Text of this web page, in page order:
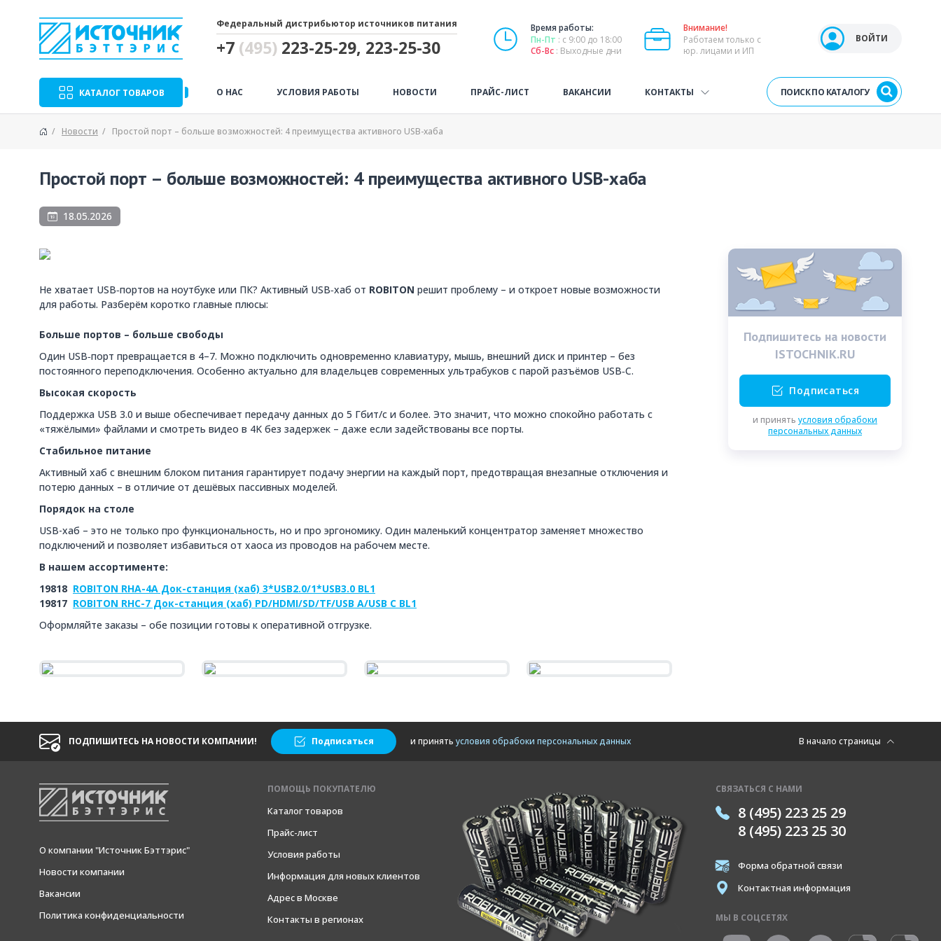
Федеральный дистрибьютор источников питания
+7 (495) 223-25-29, 223-25-30
Время работы:
Пн-Пт : с 9:00 до 18:00
Сб-Вс : Выходные дни
Внимание!
Работаем только с
юр. лицами и ИП
Open user menu
ВОЙТИ
КАТАЛОГ ТОВАРОВ О НАС УСЛОВИЯ РАБОТЫ НОВОСТИ ПРАЙС-ЛИСТ ВАКАНСИИ КОНТАКТЫ ПОИСК ПО КАТАЛОГУ
Новости Простой порт – больше возможностей: 4 преимущества активного USB-хаба
Простой порт – больше возможностей: 4 преимущества активного USB-хаба
18.05.2026
Не хватает USB‑портов на ноутбуке или ПК? Активный USB‑хаб от ROBITON решит проблему – и откроет новые возможности
для работы. Разберём коротко главные плюсы:
Больше портов – больше свободы
Один USB‑порт превращается в 4–7. Можно подключить одновременно клавиатуру, мышь, внешний диск и принтер – без
постоянного переподключения. Особенно актуально для владельцев современных ультрабуков с парой разъёмов USB‑C.
Высокая скорость
Поддержка USB 3.0 и выше обеспечивает передачу данных до 5 Гбит/с и более. Это значит, что можно спокойно работать с
«тяжёлыми» файлами и смотреть видео в 4K без задержек – даже если задействованы все порты.
Стабильное питание
Активный хаб с внешним блоком питания гарантирует подачу энергии на каждый порт, предотвращая внезапные отключения и
потерю данных – в отличие от дешёвых пассивных моделей.
Порядок на столе
USB-хаб – это не только про функциональность, но и про эргономику. Один маленький концентратор заменяет множество
подключений и позволяет избавиться от хаоса из проводов на рабочем месте.
В нашем ассортименте:
19818 ROBITON RHA-4A Док-станция (хаб) 3*USB2.0/1*USB3.0 BL1
19817 ROBITON RHC-7 Док-станция (хаб) PD/HDMI/SD/TF/USB A/USB C BL1
Оформляйте заказы – обе позиции готовы к оперативной отгрузке.
Подпишитесь на новости
ISTOCHNIK.RU
Подписаться
и принять условия обрабоки
персональных данных
ПОДПИШИТЕСЬ НА НОВОСТИ КОМПАНИИ! Подписаться и принять условия обрабоки персональных данных В начало страницы
О компании "Источник Бэттэрис"
Новости компании
Вакансии
Политика конфиденциальности
ПОМОЩЬ ПОКУПАТЕЛЮ
Каталог товаров
Прайс-лист
Условия работы
Информация для новых клиентов
Адрес в Москве
Контакты в регионах
СВЯЗАТЬСЯ С НАМИ
8 (495) 223 25 29
8 (495) 223 25 30
Форма обратной связи
Контактная информация
МЫ В СОЦСЕТЯХ